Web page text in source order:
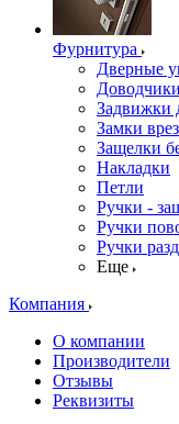
Фурнитура
Дверные
Задвижки
Замки
Защелки
Накладки
Петли
Ручки -
Ручки
Ручки
Еще
Компания
О компании
Производители
Отзывы
Реквизиты